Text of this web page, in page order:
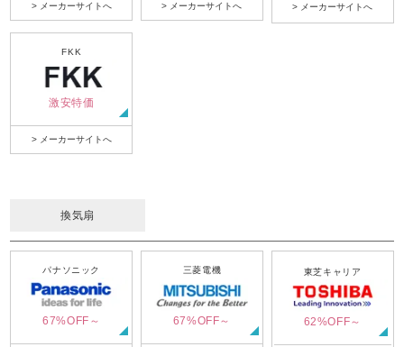
> メーカーサイトへ > メーカーサイトへ > メーカーサイトへ
FKK
激安特価
> メーカーサイトへ
換気扇
パナソニック
67%OFF～
三菱電機
67%OFF～
東芝キャリア
62%OFF～